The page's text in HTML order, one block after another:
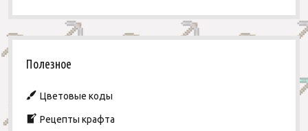
Полезное
Цветовые коды
Рецепты крафта